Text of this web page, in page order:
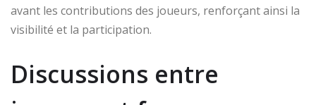
avant les contributions des joueurs, renforçant ainsi la
visibilité et la participation.
Discussions entre